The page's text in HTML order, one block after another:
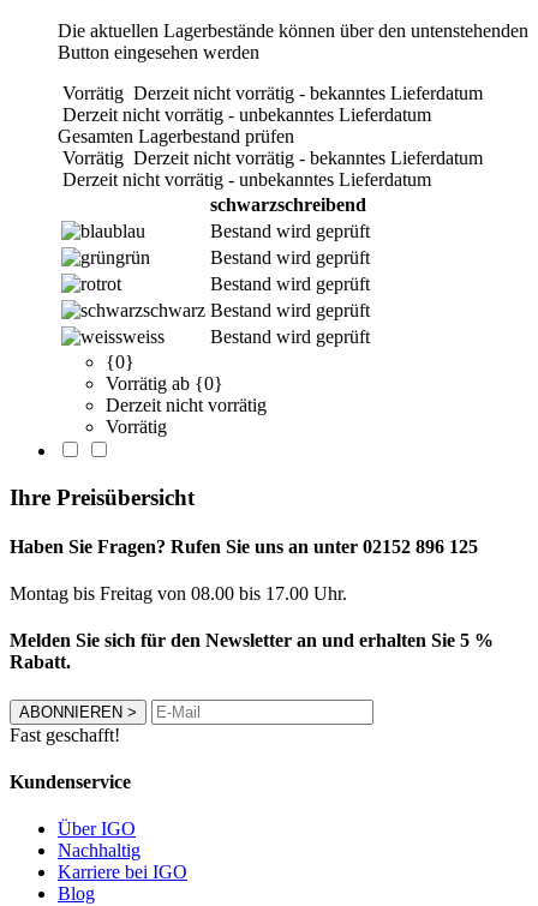
Die aktuellen Lagerbestände können über den untenstehenden
Button eingesehen werden
Vorrätig Derzeit nicht vorrätig - bekanntes Lieferdatum
Derzeit nicht vorrätig - unbekanntes Lieferdatum
Gesamten Lagerbestand prüfen
Vorrätig Derzeit nicht vorrätig - bekanntes Lieferdatum
Derzeit nicht vorrätig - unbekanntes Lieferdatum
schwarzschreibend
blau
Bestand wird geprüft
grün
Bestand wird geprüft
rot
Bestand wird geprüft
schwarz Bestand wird geprüft
weiss
Bestand wird geprüft
{0}
Vorrätig ab {0}
Derzeit nicht vorrätig
Vorrätig
Ihre Preisübersicht
Haben Sie Fragen? Rufen Sie uns an unter 02152 896 125
Montag bis Freitag von 08.00 bis 17.00 Uhr.
Melden Sie sich für den Newsletter an und erhalten Sie 5 %
Rabatt.
ABONNIEREN >
Fast geschafft!
Kundenservice
Über IGO
Nachhaltig
Karriere bei IGO
Blog